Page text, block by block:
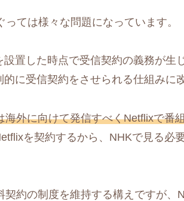
っては様々な問題になっています。
置した時点で受信契約の義務が生
に受信契約をさせられる仕組みに
海外に向けて発信すべくNetflixで番
を契約するから、NHKで見る必
契約の制度を維持する構えですが、